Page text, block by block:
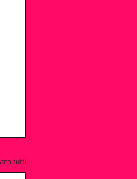
tutti